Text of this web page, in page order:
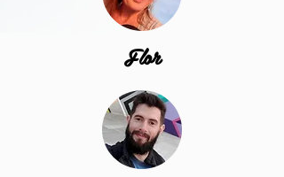
Flor